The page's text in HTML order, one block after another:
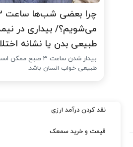
می‌شویم؟/ بیداری در
طبیعی بدن یا نشانه
بیدار شدن ساعت ۳
طبیعی خواب انسان باشد.
نقد کردن درآمد ارزی
قیمت و خرید سمعک